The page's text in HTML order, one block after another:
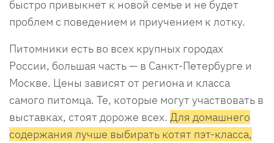
быстро привыкнет к новой семье и не будет
проблем с поведением и приучением к лотку.
Питомники есть во всех крупных городах
России, большая часть — в Санкт-Петербурге и
Москве. Цены зависят от региона и класса
самого питомца. Те, которые могут участвовать в
выставках, стоят дороже всех. Для домашнего
содержания лучше выбирать котят пэт-класса,